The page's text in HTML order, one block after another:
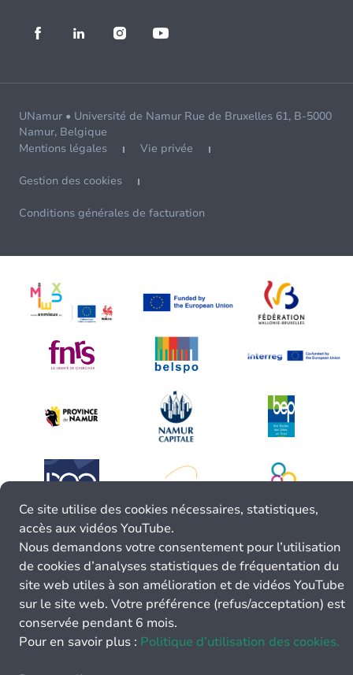
UNamur • Université de Namur Rue de Bruxelles 61, B-5000
Namur, Belgique
Mentions légales
Vie privée
Gestion des cookies
Conditions générales de facturation
Ce site utilise des cookies nécessaires, statistiques,
accès aux vidéos YouTube.
Nous demandons votre consentement pour l’utilisation
de cookies d’analyses statistiques de fréquentation du
site web utiles à son amélioration et de vidéos YouTube
sur le site web. Votre préférence (refus/acceptation) est
conservée pendant 6 mois.
Pour en savoir plus : Politique d’utilisation des cookies.